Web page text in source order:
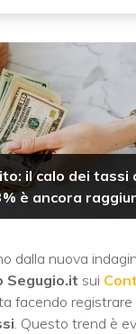
il calo dei tassi
è ancora
dalla nuova
Segugio.it sui
facendo
. Questo trend è